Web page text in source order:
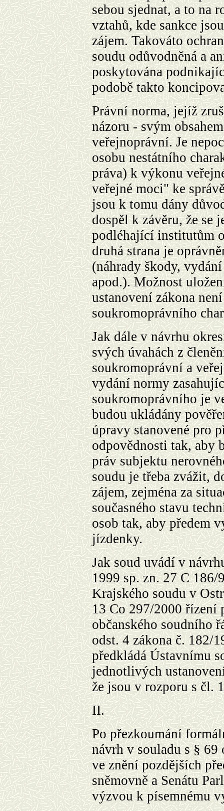
sebou sjednat, a to na
vztahů, kde sankce
zájem. Takováto
soudu odůvodněná a
poskytována
podobě takto
Právní norma, jejíž
názoru - svým
veřejnoprávní. Je
osobu nestátního
práva) k výkonu
veřejné moci" ke
jsou k tomu dány
dospěl k závěru, že se
podléhající institutům
druhá strana je
(náhrady škody,
apod.). Možnost
ustanovení zákona
soukromoprávního
Jak dále v návrhu
svých úvahách z
soukromoprávní a
vydání normy
soukromoprávního je
budou ukládány
úpravy stanovené pro
odpovědnosti tak, aby
práv subjektu
soudu je třeba zvážit,
zájem, zejména za
současného stavu
osob tak, aby předem
jízdenky.
Jak soud uvádí v
1999sp. zn.27 C186/
Krajského soudu v
13 Co 297/2000 řízení
občanského soudního
odst. 4 zákona č. 182/
předkládá Ústavnímu
jednotlivých
že jsou v rozporu s čl.
II.
Po přezkoumání
návrh v souladu s § 69
ve znění pozdějších
sněmovně a Senátu
výzvou k písemnému